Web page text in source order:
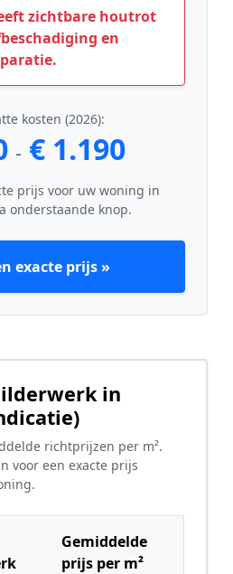
zichtbare houtrot
en
kosten (2026):
- € 1.190
prijs voor uw woning in
onderstaande knop.
exacte prijs »
in
richtprijzen per m².
voor een exacte prijs
Gemiddelde
prijs per m²